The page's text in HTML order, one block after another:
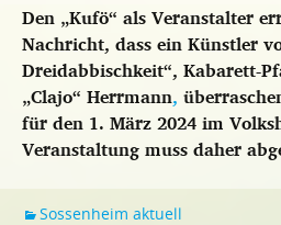
Den „Kufö“ als Veranstalter
Nachricht, dass ein Künstler
Dreidabbischkeit“, Kabarett-
„Clajo“ Herrmann,
für den 1. März 2024 im
Veranstaltung muss daher
Sossenheim aktuell